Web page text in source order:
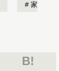
家
B!